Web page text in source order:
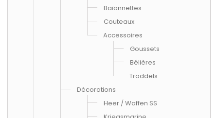
Baïonnettes
Couteaux
Accessoires
Goussets
Bélières
Troddels
Décorations
Heer / Waffen SS